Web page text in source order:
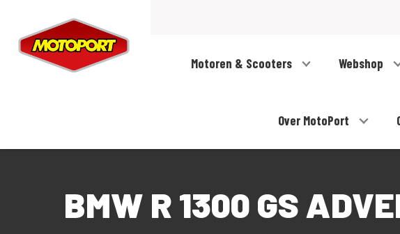
Motoren & Scooters Webshop
Over MotoPort
BMW R 1300 GS